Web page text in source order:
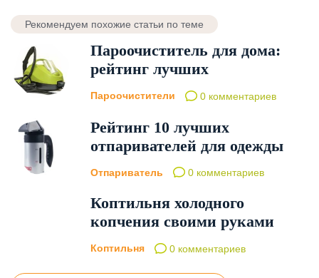
Рекомендуем похожие статьи по теме
Пароочиститель для дома:
рейтинг лучших
Пароочистители 0 комментариев
Рейтинг 10 лучших
отпаривателей для одежды
Отпариватель 0 комментариев
Коптильня холодного
копчения своими руками
Коптильня 0 комментариев